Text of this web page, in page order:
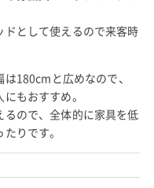
として使えるので来客時
180cmと広めなので、
もおすすめ。
ので、全体的に家具を低
りです。